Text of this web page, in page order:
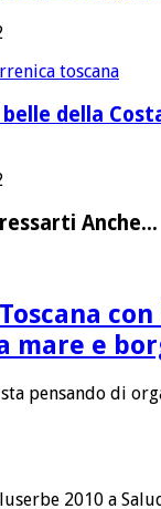
belle della
Anche...
mare e
pensando di
2010 a